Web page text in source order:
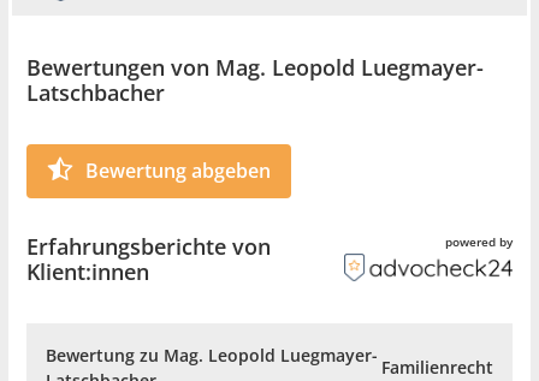
Bewertungen von Mag. Leopold Luegmayer-
Latschbacher
Bewertung abgeben
Erfahrungsberichte von
Klient:innen
powered by
Bewertung zu Mag. Leopold Luegmayer-
Familienrecht